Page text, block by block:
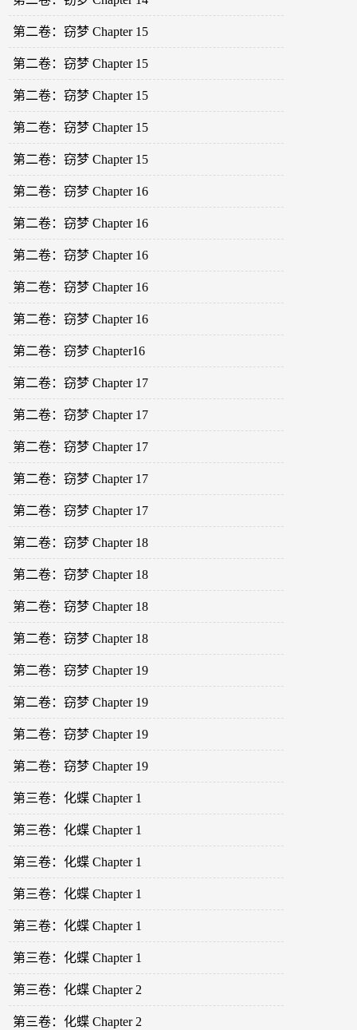
第二卷：窃梦 Chapter 15
第二卷：窃梦 Chapter 15
第二卷：窃梦 Chapter 15
第二卷：窃梦 Chapter 15
第二卷：窃梦 Chapter 15
第二卷：窃梦 Chapter 16
第二卷：窃梦 Chapter 16
第二卷：窃梦 Chapter 16
第二卷：窃梦 Chapter 16
第二卷：窃梦 Chapter 16
第二卷：窃梦 Chapter16
第二卷：窃梦 Chapter 17
第二卷：窃梦 Chapter 17
第二卷：窃梦 Chapter 17
第二卷：窃梦 Chapter 17
第二卷：窃梦 Chapter 17
第二卷：窃梦 Chapter 18
第二卷：窃梦 Chapter 18
第二卷：窃梦 Chapter 18
第二卷：窃梦 Chapter 18
第二卷：窃梦 Chapter 19
第二卷：窃梦 Chapter 19
第二卷：窃梦 Chapter 19
第二卷：窃梦 Chapter 19
第三卷：化蝶 Chapter 1
第三卷：化蝶 Chapter 1
第三卷：化蝶 Chapter 1
第三卷：化蝶 Chapter 1
第三卷：化蝶 Chapter 1
第三卷：化蝶 Chapter 1
第三卷：化蝶 Chapter 2
第三卷：化蝶 Chapter 2